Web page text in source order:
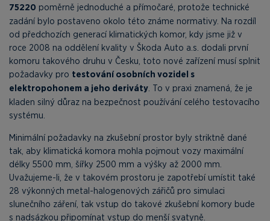
75220 poměrně jednoduché a přímočaré, protože technické
zadání bylo postaveno okolo této známe normativy. Na rozdíl
od předchozích generací klimatických komor, kdy jsme již v
roce 2008 na oddělení kvality v Škoda Auto a.s. dodali první
komoru takového druhu v Česku, toto nové zařízení musí splnit
požadavky pro testování osobních vozidel s
elektropohonem a jeho deriváty . To v praxi znamená, že je
kladen silný důraz na bezpečnost používání celého testovacího
systému.
Minimální požadavky na zkušební prostor byly striktně dané
tak, aby klimatická komora mohla pojmout vozy maximální
délky 5500 mm, šířky 2500 mm a výšky až 2000 mm.
Uvažujeme-li, že v takovém prostoru je zapotřebí umístit také
28 výkonných metal-halogenových zářičů pro simulaci
slunečního záření, tak vstup do takové zkušební komory bude
s nadsázkou připomínat vstup do menší svatyně.